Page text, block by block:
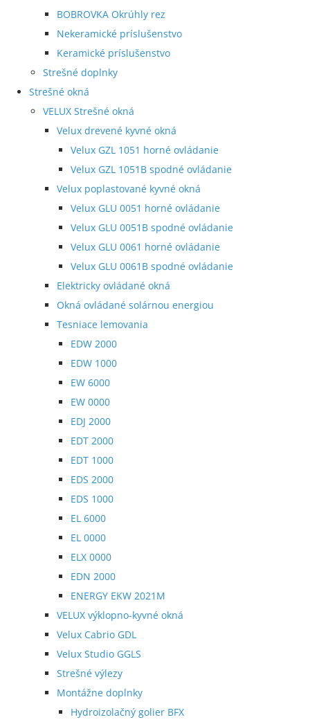
BOBROVKA Okrúhly rez
Nekeramické príslušenstvo
Keramické príslušenstvo
Strešné doplnky
Strešné okná
VELUX Strešné okná
Velux drevené kyvné okná
Velux GZL 1051 horné ovládanie
Velux GZL 1051B spodné ovládanie
Velux poplastované kyvné okná
Velux GLU 0051 horné ovládanie
Velux GLU 0051B spodné ovládanie
Velux GLU 0061 horné ovládanie
Velux GLU 0061B spodné ovládanie
Elektricky ovládané okná
Okná ovládané solárnou energiou
Tesniace lemovania
EDW 2000
EDW 1000
EW 6000
EW 0000
EDJ 2000
EDT 2000
EDT 1000
EDS 2000
EDS 1000
EL 6000
EL 0000
ELX 0000
EDN 2000
ENERGY EKW 2021M
VELUX výklopno-kyvné okná
Velux Cabrio GDL
Velux Studio GGLS
Strešné výlezy
Montážne doplnky
Hydroizolačný golier BFX